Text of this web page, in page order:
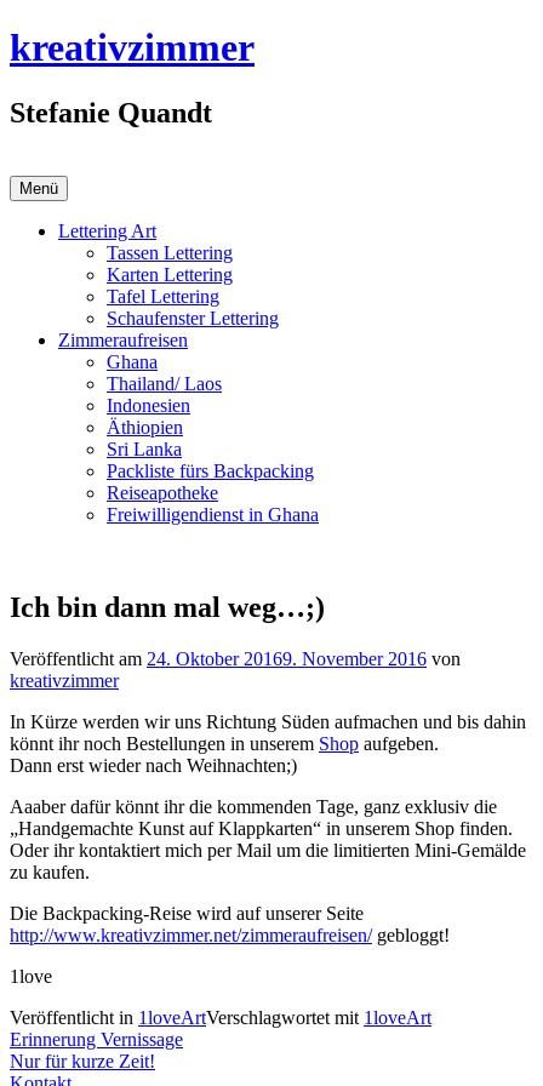
Zum
Inhalt
kreativzimmer
Stefanie Quandt
Menü
Lettering Art
Tassen Lettering
Karten Lettering
Tafel Lettering
Schaufenster Lettering
Zimmeraufreisen
Ghana
Thailand/ Laos
Indonesien
Äthiopien
Sri Lanka
Packliste fürs Backpacking
Reiseapotheke
Freiwilligendienst in Ghana
Ich bin dann mal weg…;)
Veröffentlicht am 24. Oktober 20169. November 2016 von
kreativzimmer
In Kürze werden wir uns Richtung Süden aufmachen und bis dahin
könnt ihr noch Bestellungen in unserem Shop aufgeben.
Dann erst wieder nach Weihnachten;)
Aaaber dafür könnt ihr die kommenden Tage, ganz exklusiv die
„Handgemachte Kunst auf Klappkarten“ in unserem Shop finden.
Oder ihr kontaktiert mich per Mail um die limitierten Mini-Gemälde
zu kaufen.
Die Backpacking-Reise wird auf unserer Seite
http://www.kreativzimmer.net/zimmeraufreisen/gebloggt!
1love
Veröffentlicht in 1loveArtVerschlagwortet mit 1loveArt
Beitragsnavigation
Erinnerung Vernissage
Nur für kurze Zeit!